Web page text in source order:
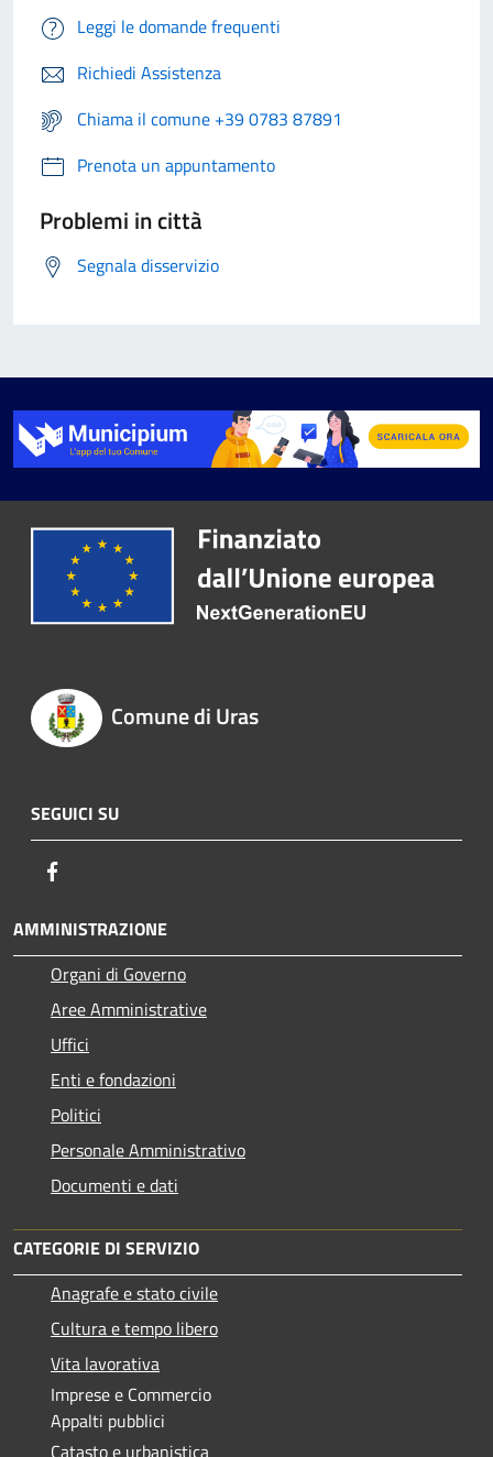
Leggi le domande frequenti
Richiedi Assistenza
Chiama il comune +39 0783 87891
Prenota un appuntamento
Problemi in città
Segnala disservizio
Comune di Uras
SEGUICI SU
AMMINISTRAZIONE
Organi di Governo
Aree Amministrative
Uffici
Enti e fondazioni
Politici
Personale Amministrativo
Documenti e dati
CATEGORIE DI SERVIZIO
Anagrafe e stato civile
Cultura e tempo libero
Vita lavorativa
Imprese e Commercio
Appalti pubblici
Catasto e urbanistica